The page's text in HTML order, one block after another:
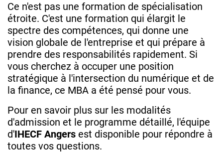
Ce n'est pas une formation de spécialisation
étroite. C'est une formation qui élargit le
spectre des compétences, qui donne une
vision globale de l'entreprise et qui prépare à
prendre des responsabilités rapidement. Si
vous cherchez à occuper une position
stratégique à l'intersection du numérique et de
la finance, ce MBA a été pensé pour vous.
Pour en savoir plus sur les modalités
d'admission et le programme détaillé, l'équipe
d'IHECF Angers est disponible pour répondre à
toutes vos questions.